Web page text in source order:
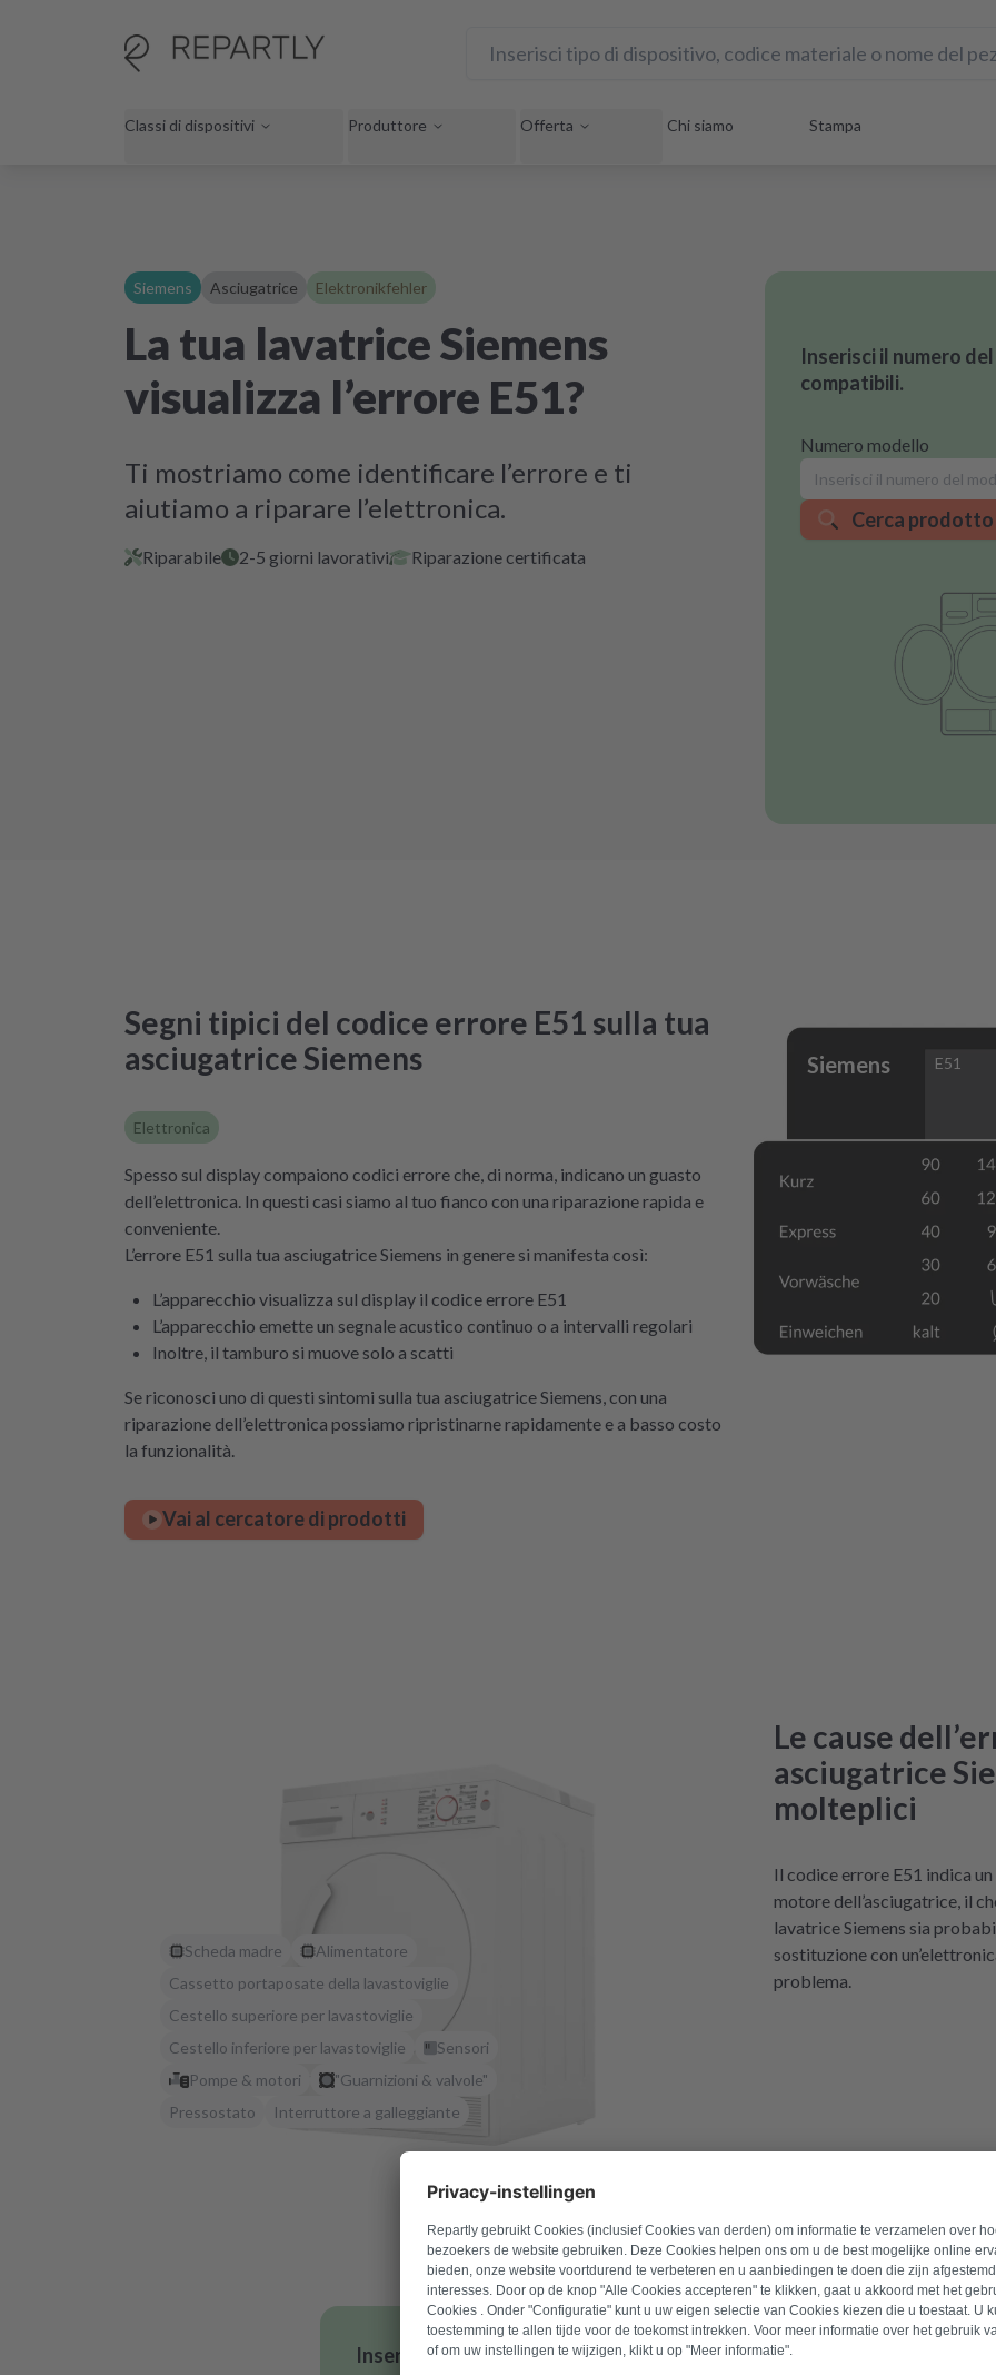
Classi di dispositivi Produttore Offerta Chi siamo Stampa
Siemens Asciugatrice Elektronikfehler
La tua lavatrice Siemens
visualizza l’errore E51?
Ti mostriamo come identificare l’errore e ti
aiutiamo a riparare l’elettronica.
Riparabile 2-5 giorni lavorativi Riparazione certificata
Inserisci il numero
compatibili.
Numero modello
Cerca prodotto
Segni tipici del codice errore E51 sulla tua
asciugatrice Siemens
Elettronica
Spesso sul display compaiono codici errore che, di norma, indicano un guasto
dell’elettronica. In questi casi siamo al tuo fianco con una riparazione rapida e
conveniente.
L’errore E51 sulla tua asciugatrice Siemens in genere si manifesta così:
L’apparecchio visualizza sul display il codice errore E51
L’apparecchio emette un segnale acustico continuo o a intervalli regolari
Inoltre, il tamburo si muove solo a scatti
Se riconosci uno di questi sintomi sulla tua asciugatrice Siemens, con una
riparazione dell’elettronica possiamo ripristinarne rapidamente e a basso costo
la funzionalità.
Vai al cercatore di prodotti
Siemens E51
Scheda madre
Alimentatore
Cassetto portaposate della lavastoviglie
Cestello superiore per lavastoviglie
Cestello inferiore per lavastoviglie
Sensori
Pompe & motori
"Guarnizioni & valvole"
Pressostato
Interruttore a galleggiante
Le cause
asciugatrice
molteplici
Il codice errore E51 indica
motore dell’asciugatrice, il
lavatrice Siemens sia
sostituzione con
problema.
Inserisci il numero del modello per trovare i prodotti compatibili.